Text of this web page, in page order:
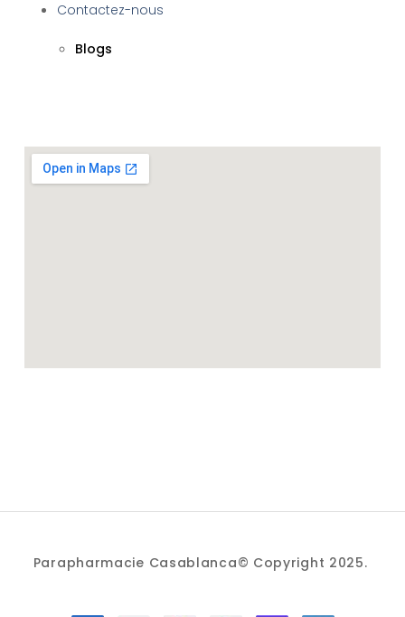
Contactez-nous
Blogs
Parapharmacie Casablanca© Copyright 2025.